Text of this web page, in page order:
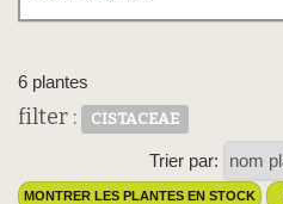
6 plantes
filter : CISTACEAE
Trier par:
MONTRER LES PLANTES EN STOCK